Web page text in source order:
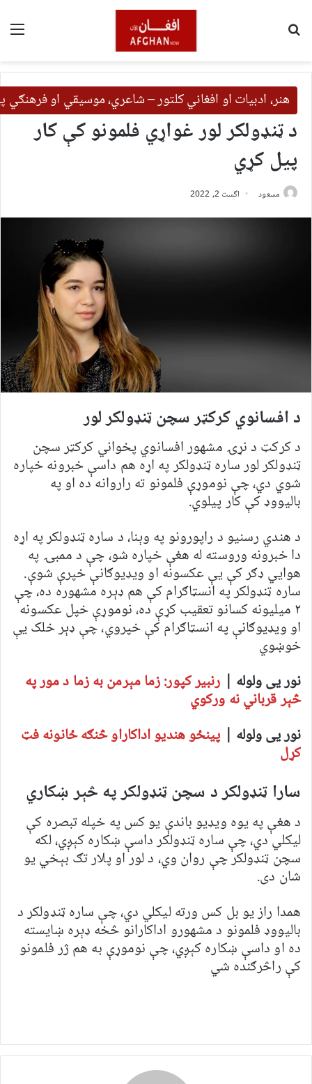
هنر، ادبیات او افغاني کلتور – شاعري، موسیقي او
د ټنډولکر لور غواړي فلمونو کې کار
پیل کړي
مسعود اگست 2, 2022
د افسانوي کرکټر سچن ټنډولکر لور
د کرکټ د نړۍ مشهور افسانوي پخواني کرکټر سچن
ټنډولکر لور ساره ټنډولکر په اړه هم داسې خبرونه خپاره
شوي دي، چې نوموړې فلمونو ته راروانه ده او په
بالیووډ کې کار پیلوي.
د هندي رسنیو د راپورونو په وېنا، د ساره ټنډولکر په اړه
دا خبرونه وروسته له هغې خپاره شو، چې د ممبۍ په
هوايي ډګر کې یې عکسونه او ویډیوګانې خپرې شوې.
ساره ټنډولکر په انسټاګرام کې هم ډېره مشهوره ده، چې
۲ میلیونه کسانو تعقیب کړې ده، نوموړې خپل عکسونه
او ویډیوګانې په انسټاګرام کې خپروي، چې ډېر خلک یې
خوښوي
نور یی ولوله | رنبیر کپور: زما مېرمن به زما د مور په
څېر قرباني نه ورکوي
نور یی ولوله |پینځو هندیو اداکاراو څنګه ځانونه فټ
کړل
سارا ټنډولکر د سچن ټنډولکر په څېر ښکاري
د هغې په یوه ویډیو باندې یو کس په خپله تبصره کې
لیکلي دي، چې ساره ټنډولکر داسې ښکاره کېږي، لکه
سچن ټنډولکر چې روان وي، د لور او پلار تګ بېخي یو
شان دی.
همدا راز یو بل کس ورته لیکلي دي، چې ساره ټنډولکر د
بالیووډ فلمونو د مشهورو اداکارانو څخه ډېره ښایسته
ده او داسې ښکاره کېږي، چې نوموړې به هم ژر فلمونو
کې راڅرګنده شي